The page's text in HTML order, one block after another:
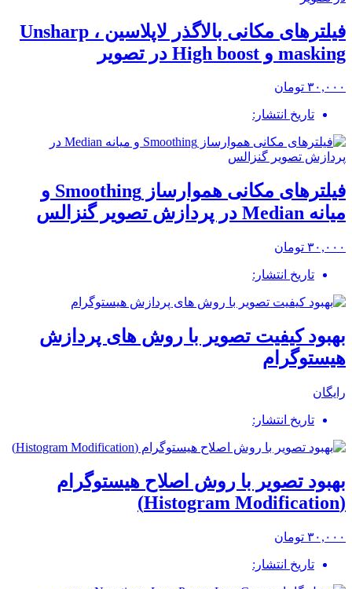
فیلترهای مکانی بالاگذر لاپلاسین ، Unsharp
masking و High boost در تصویر
۳۰,۰۰۰ تومان
تاریخ انتشار:
فیلترهای مکانی هموارساز Smoothing و
میانه Median در پردازش تصویر گنزالس
۳۰,۰۰۰ تومان
تاریخ انتشار:
بهبود کیفیت تصویر با روش های پردازش
هیستوگرام
رایگان
تاریخ انتشار:
بهبود تصویر با روش اصلاح هیستوگرام
(Histogram Modification)
۳۰,۰۰۰ تومان
تاریخ انتشار: